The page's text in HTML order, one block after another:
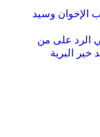
وسيد
الرد على من
خير البرية